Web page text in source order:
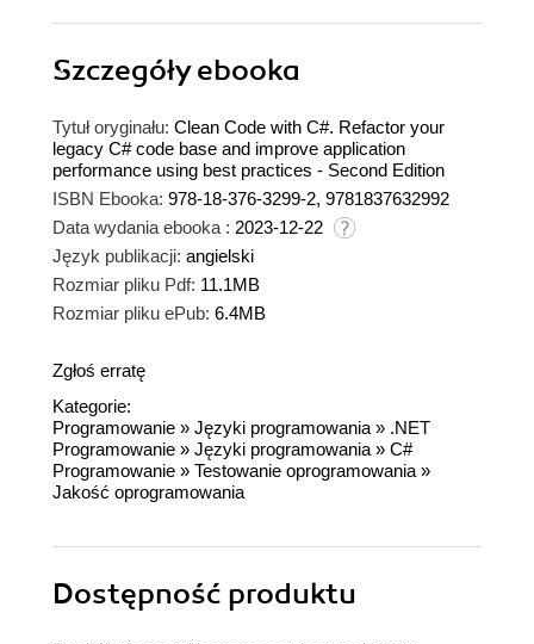
Szczegółyebooka
Tytuł oryginału: Clean Code with C#. Refactor your
legacy C# code base and improve application
performance using best practices - Second Edition
ISBN Ebooka: 978-18-376-3299-2, 9781837632992
Data wydania ebooka : 2023-12-22
Język publikacji: angielski
Rozmiar pliku Pdf: 11.1MB
Rozmiar pliku ePub: 6.4MB
Zgłoś erratę
Kategorie:
Programowanie » Języki programowania » .NET
Programowanie » Języki programowania » C#
Programowanie » Testowanie oprogramowania »
Jakość oprogramowania
Dostępność produktu